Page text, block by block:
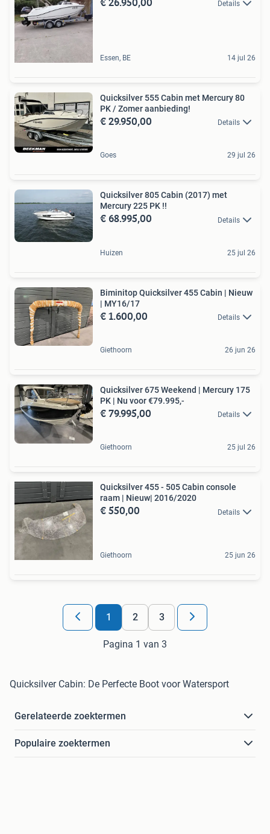
Details
Essen, BE 14 jul 26
Quicksilver 555 Cabin met Mercury 80
PK / Zomer aanbieding!
€ 29.950,00 Details
Goes 29 jul 26
Quicksilver 805 Cabin (2017) met
Mercury 225 PK !!
€ 68.995,00 Details
Huizen 25 jul 26
Biminitop Quicksilver 455 Cabin | Nieuw
| MY16/17
€ 1.600,00 Details
Giethoorn 26 jun 26
Quicksilver 675 Weekend | Mercury 175
PK | Nu voor €79.995,-
€ 79.995,00 Details
Giethoorn 25 jul 26
Quicksilver 455 - 505 Cabin console
raam | Nieuw| 2016/2020
€ 550,00 Details
Giethoorn 25 jun 26
1 2 3
Pagina 1 van 3
Quicksilver Cabin: De Perfecte Boot voor Watersport
Gerelateerde zoektermen
Populaire zoektermen